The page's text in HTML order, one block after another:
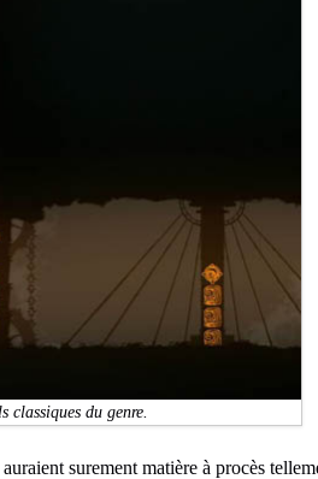
du genre.
surement matière à procès